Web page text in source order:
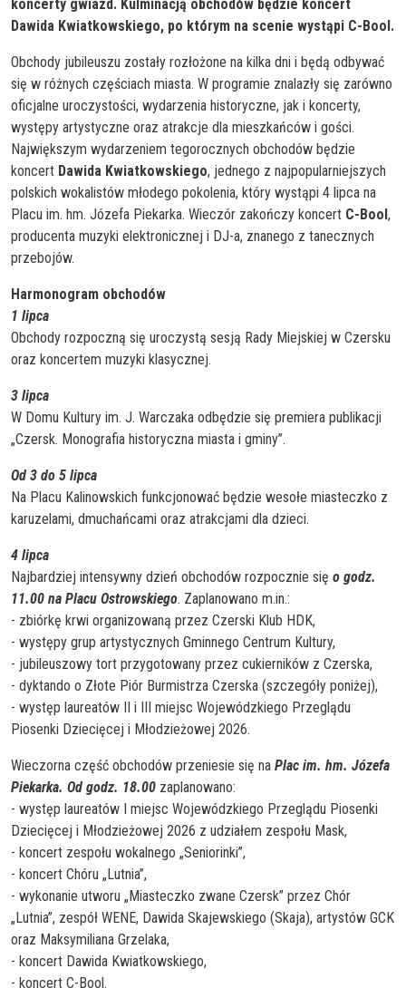
koncerty gwiazd. Kulminacją obchodów będzie koncert
Dawida Kwiatkowskiego, po którym na scenie wystąpi C-Bool.
Obchody jubileuszu zostały rozłożone na kilka dni i będą odbywać
się w różnych częściach miasta. W programie znalazły się zarówno
oficjalne uroczystości, wydarzenia historyczne, jak i koncerty,
występy artystyczne oraz atrakcje dla mieszkańców i gości.
Największym wydarzeniem tegorocznych obchodów będzie
koncert Dawida Kwiatkowskiego, jednego z najpopularniejszych
polskich wokalistów młodego pokolenia, który wystąpi 4 lipca na
Placu im. hm. Józefa Piekarka. Wieczór zakończy koncert C-Bool,
producenta muzyki elektronicznej i DJ-a, znanego z tanecznych
przebojów.
Harmonogram obchodów
1 lipca
Obchody rozpoczną się uroczystą sesją Rady Miejskiej w Czersku
oraz koncertem muzyki klasycznej.
3 lipca
W Domu Kultury im. J. Warczaka odbędzie się premiera publikacji
„Czersk. Monografia historyczna miasta i gminy”.
Od 3 do 5 lipca
Na Placu Kalinowskich funkcjonować będzie wesołe miasteczko z
karuzelami, dmuchańcami oraz atrakcjami dla dzieci.
4 lipca
Najbardziej intensywny dzień obchodów rozpocznie się o godz.
11.00 na Placu Ostrowskiego. Zaplanowano m.in.:
- zbiórkę krwi organizowaną przez Czerski Klub HDK,
- występy grup artystycznych Gminnego Centrum Kultury,
- jubileuszowy tort przygotowany przez cukierników z Czerska,
- dyktando o Złote Piór Burmistrza Czerska (szczegóły poniżej),
- występ laureatów II i III miejsc Wojewódzkiego Przeglądu
Piosenki Dziecięcej i Młodzieżowej 2026.
Wieczorna część obchodów przeniesie się na Plac im. hm. Józefa
Piekarka. Od godz. 18.00 zaplanowano:
- występ laureatów I miejsc Wojewódzkiego Przeglądu Piosenki
Dziecięcej i Młodzieżowej 2026 z udziałem zespołu Mask,
- koncert zespołu wokalnego „Seniorinki”,
- koncert Chóru „Lutnia”,
- wykonanie utworu „Miasteczko zwane Czersk” przez Chór
„Lutnia”, zespół WENE, Dawida Skajewskiego (Skaja), artystów GCK
oraz Maksymiliana Grzelaka,
- koncert Dawida Kwiatkowskiego,
- koncert C-Bool.